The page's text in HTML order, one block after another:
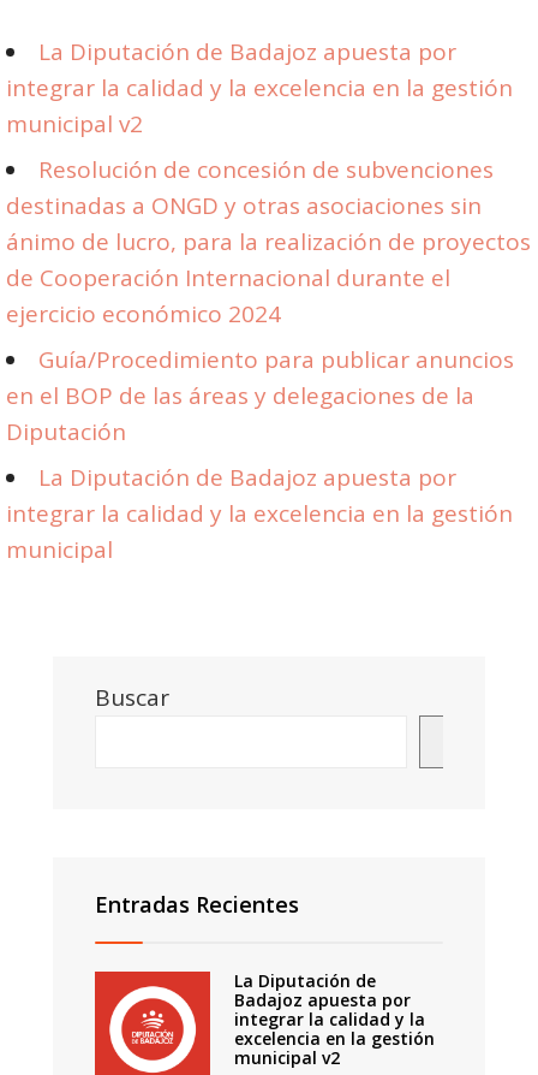
La Diputación de Badajoz apuesta por
integrar la calidad y la excelencia en la gestión
municipal v2
Resolución de concesión de subvenciones
destinadas a ONGD y otras asociaciones sin
ánimo de lucro, para la realización de proyectos
de Cooperación Internacional durante el
ejercicio económico 2024
Guía/Procedimiento para publicar anuncios
en el BOP de las áreas y delegaciones de la
Diputación
La Diputación de Badajoz apuesta por
integrar la calidad y la excelencia en la gestión
municipal
Buscar
Entradas Recientes
La Diputación de
Badajoz apuesta por
integrar la calidad y la
excelencia en la gestión
municipal v2